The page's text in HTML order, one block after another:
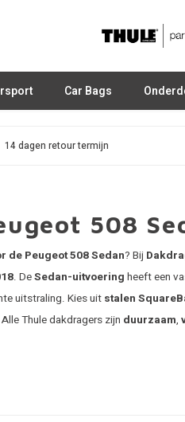
Car Bags
14 dagen retour termijn
508
de Peugeot 508 Sedan? Bij
. DeSedan-uitvoering heeft een
uitstraling. Kies uitstalen
Thule dakdragers zijn duurzaam,